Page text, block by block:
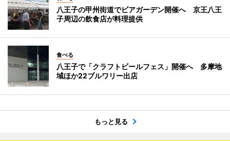
八王子の甲州街道でビアガーデン開催へ 京王八王
子周辺の飲食店が料理提供
食べる
八王子で「クラフトビールフェス」開催へ 多摩地
域ほか22ブルワリー出店
もっと見る